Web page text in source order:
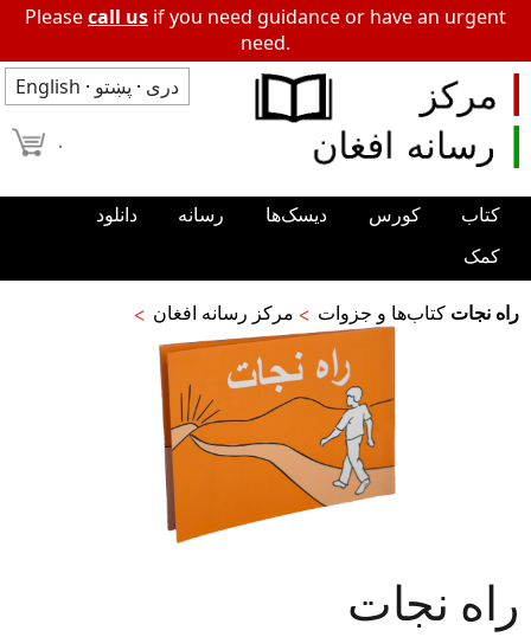
Pleasecall us if you need guidance or have an urgent
need.
English · دری · پښتو
۰
کتاب کورس دیسک‌ها رسانه
دانلود
کمک
مرکز رسانه افغان کتاب‌ها و جزوات راه نجات
راه نجات